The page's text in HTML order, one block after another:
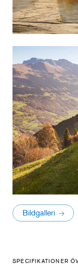
Bildgalleri
SPECIFIKATIONER